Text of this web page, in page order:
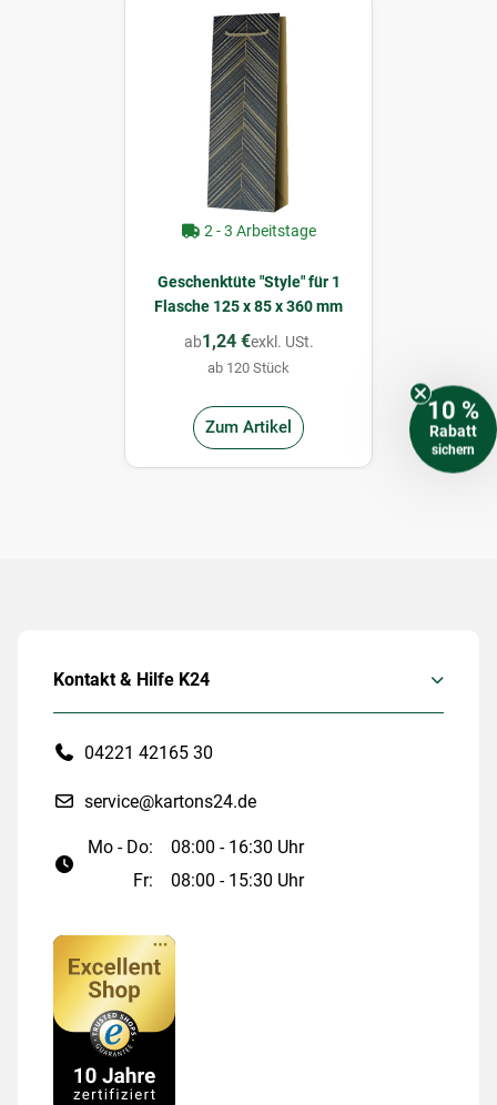
2 - 3 Arbeitstage
Geschenktüte "Style" für 1
Flasche 125 x 85 x 360 mm
ab1,24 €exkl. USt.
ab 120 Stück
Zum Artikel
Kontakt & Hilfe K24
04221 42165 30
service@kartons24.de
Mo - Do:
08:00 - 16:30 Uhr
Fr:
08:00 - 15:30 Uhr
10 %
Rabatt
sichern